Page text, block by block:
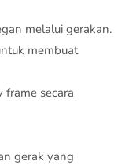
melalui gerakan.
membuat
frame secara
gerak yang